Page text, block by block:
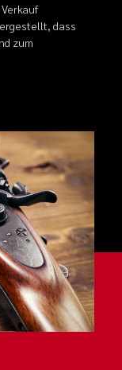
dass
zum